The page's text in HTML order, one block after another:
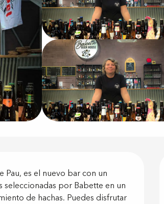
Pau, es el nuevo bar con un
seleccionadas por Babette en un
de hachas. Puedes disfrutar